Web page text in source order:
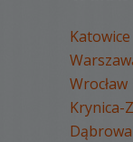
Katowice
Wrocław
Krynica-